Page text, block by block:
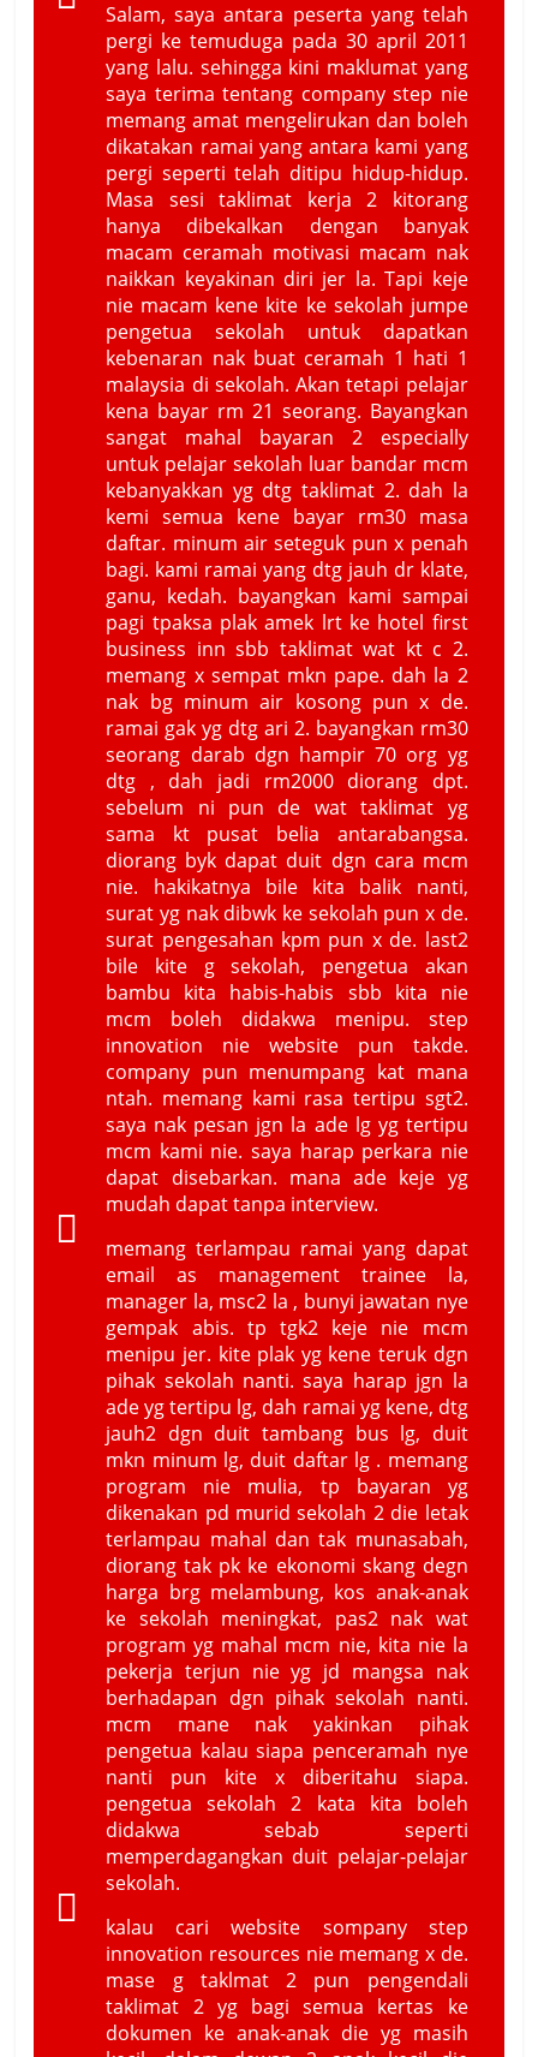
Salam, saya antara peserta yang telah
pergi ke temuduga pada 30 april 2011
yang lalu. sehingga kini maklumat yang
saya terima tentang company step nie
memang amat mengelirukan dan boleh
dikatakan ramai yang antara kami yang
pergi seperti telah ditipu hidup-hidup.
Masa sesi taklimat kerja 2 kitorang
hanya dibekalkan dengan banyak
macam ceramah motivasi macam nak
naikkan keyakinan diri jer la. Tapi keje
nie macam kene kite ke sekolah jumpe
pengetua sekolah untuk dapatkan
kebenaran nak buat ceramah 1 hati 1
malaysia di sekolah. Akan tetapi pelajar
kena bayar rm 21 seorang. Bayangkan
sangat mahal bayaran 2 especially
untuk pelajar sekolah luar bandar mcm
kebanyakkan yg dtg taklimat 2. dah la
kemi semua kene bayar rm30 masa
daftar. minum air seteguk pun x penah
bagi. kami ramai yang dtg jauh dr klate,
ganu, kedah. bayangkan kami sampai
pagi tpaksa plak amek lrt ke hotel first
business inn sbb taklimat wat kt c 2.
memang x sempat mkn pape. dah la 2
nak bg minum air kosong pun x de.
ramai gak yg dtg ari 2. bayangkan rm30
seorang darab dgn hampir 70 org yg
dtg , dah jadi rm2000 diorang dpt.
sebelum ni pun de wat taklimat yg
sama kt pusat belia antarabangsa.
diorang byk dapat duit dgn cara mcm
nie. hakikatnya bile kita balik nanti,
surat yg nak dibwk ke sekolah pun x de.
surat pengesahan kpm pun x de. last2
bile kite g sekolah, pengetua akan
bambu kita habis-habis sbb kita nie
mcm boleh didakwa menipu. step
innovation nie website pun takde.
company pun menumpang kat mana
ntah. memang kami rasa tertipu sgt2.
saya nak pesan jgn la ade lg yg tertipu
mcm kami nie. saya harap perkara nie
dapat disebarkan. mana ade keje yg
mudah dapat tanpa interview.
memang terlampau ramai yang dapat
email as management trainee la,
manager la, msc2 la , bunyi jawatan nye
gempak abis. tp tgk2 keje nie mcm
menipu jer. kite plak yg kene teruk dgn
pihak sekolah nanti. saya harap jgn la
ade yg tertipu lg, dah ramai yg kene, dtg
jauh2 dgn duit tambang bus lg, duit
mkn minum lg, duit daftar lg . memang
program nie mulia, tp bayaran yg
dikenakan pd murid sekolah 2 die letak
terlampau mahal dan tak munasabah,
diorang tak pk ke ekonomi skang degn
harga brg melambung, kos anak-anak
ke sekolah meningkat, pas2 nak wat
program yg mahal mcm nie, kita nie la
pekerja terjun nie yg jd mangsa nak
berhadapan dgn pihak sekolah nanti.
mcm mane nak yakinkan pihak
pengetua kalau siapa penceramah nye
nanti pun kite x diberitahu siapa.
pengetua sekolah 2 kata kita boleh
didakwa sebab seperti
memperdagangkan duit pelajar-pelajar
sekolah.
kalau cari website sompany step
innovation resources nie memang x de.
mase g taklmat 2 pun pengendali
taklimat 2 yg bagi semua kertas ke
dokumen ke anak-anak die yg masih